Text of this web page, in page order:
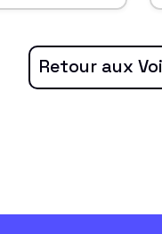
Retour aux